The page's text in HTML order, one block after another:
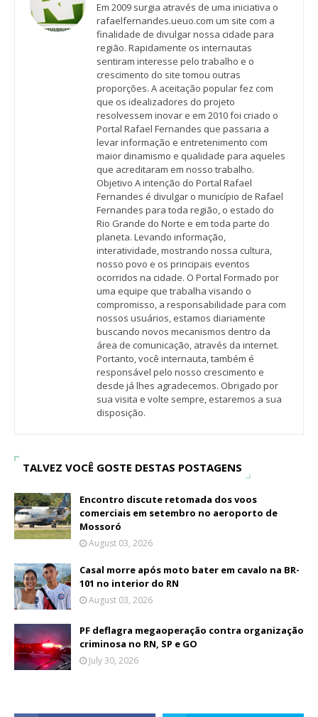
Em 2009 surgia através de uma iniciativa o
rafaelfernandes.ueuo.com um site com a
finalidade de divulgar nossa cidade para
região. Rapidamente os internautas
sentiram interesse pelo trabalho e o
crescimento do site tomou outras
proporções. A aceitação popular fez com
que os idealizadores do projeto
resolvessem inovar e em 2010 foi criado o
Portal Rafael Fernandes que passaria a
levar informação e entretenimento com
maior dinamismo e qualidade para aqueles
que acreditaram em nosso trabalho.
Objetivo A intenção do Portal Rafael
Fernandes é divulgar o município de Rafael
Fernandes para toda região, o estado do
Rio Grande do Norte e em toda parte do
planeta. Levando informação,
interatividade, mostrando nossa cultura,
nosso povo e os principais eventos
ocorridos na cidade. O Portal Formado por
uma equipe que trabalha visando o
compromisso, a responsabilidade para com
nossos usuários, estamos diariamente
buscando novos mecanismos dentro da
área de comunicação, através da internet.
Portanto, você internauta, também é
responsável pelo nosso crescimento e
desde já lhes agradecemos. Obrigado por
sua visita e volte sempre, estaremos a sua
disposição.
TALVEZ VOCÊ GOSTE DESTAS POSTAGENS
Encontro discute retomada dos voos
comerciais em setembro no aeroporto de
Mossoró
August 03, 2026
Casal morre após moto bater em cavalo na BR-
101 no interior do RN
August 03, 2026
PF deflagra megaoperação contra organização
criminosa no RN, SP e GO
July 30, 2026